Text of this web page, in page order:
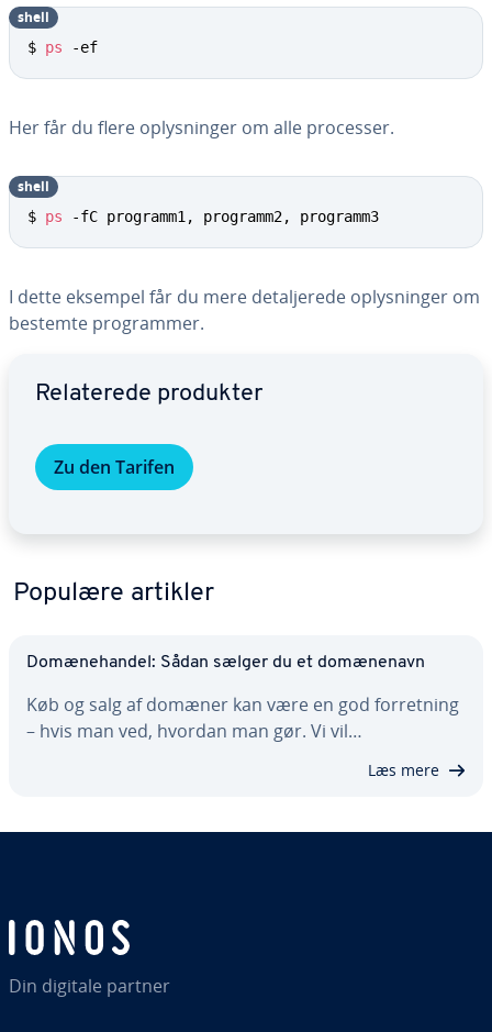
$ ps -ef
shell
Her får du flere op­lys­nin­ger om alle processer.
$ ps -fC programm1, programm2, programm3
shell
I dette eksempel får du mere de­tal­je­re­de op­lys­nin­ger om
bestemte pro­gram­mer.
Re­la­te­re­de produkter
Zu den Tarifen
Populære artikler
Do­mæ­ne­han­del: Sådan sælger du et do­mæ­ne­navn
Køb og salg af domæner kan være en god for­ret­ning
– hvis man ved, hvordan man gør. Vi vil…
Læs mere
Din digitale partner